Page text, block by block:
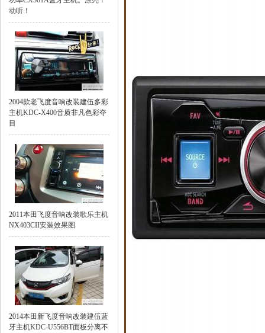
动听！
2004款老飞度音响改装建伍多彩
主机KDC-X400音质非凡色彩夺
目
2011本田飞度音响改装歌乐主机
NX403CII安装效果图
2014本田新飞度音响改装建伍蓝
牙主机KDC-U556BT面板分离不